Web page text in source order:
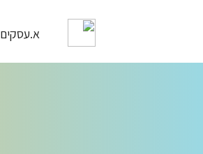
א.עסקים